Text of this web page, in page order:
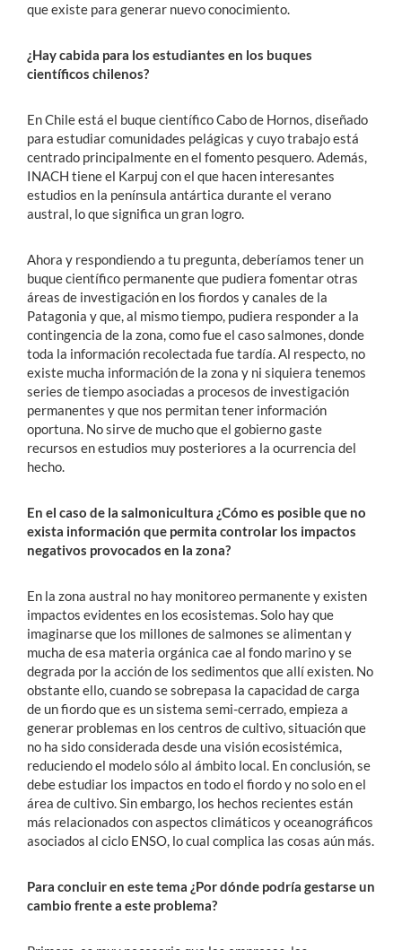
que existe para generar nuevo conocimiento.
¿Hay cabida para los estudiantes en los buques
científicos chilenos?
En Chile está el buque científico Cabo de Hornos, diseñado
para estudiar comunidades pelágicas y cuyo trabajo está
centrado principalmente en el fomento pesquero. Además,
INACH tiene el Karpuj con el que hacen interesantes
estudios en la península antártica durante el verano
austral, lo que significa un gran logro.
Ahora y respondiendo a tu pregunta, deberíamos tener un
buque científico permanente que pudiera fomentar otras
áreas de investigación en los fiordos y canales de la
Patagonia y que, al mismo tiempo, pudiera responder a la
contingencia de la zona, como fue el caso salmones, donde
toda la información recolectada fue tardía. Al respecto, no
existe mucha información de la zona y ni siquiera tenemos
series de tiempo asociadas a procesos de investigación
permanentes y que nos permitan tener información
oportuna. No sirve de mucho que el gobierno gaste
recursos en estudios muy posteriores a la ocurrencia del
hecho.
En el caso de la salmonicultura ¿Cómo es posible que no
exista información que permita controlar los impactos
negativos provocados en la zona?
En la zona austral no hay monitoreo permanente y existen
impactos evidentes en los ecosistemas. Solo hay que
imaginarse que los millones de salmones se alimentan y
mucha de esa materia orgánica cae al fondo marino y se
degrada por la acción de los sedimentos que allí existen. No
obstante ello, cuando se sobrepasa la capacidad de carga
de un fiordo que es un sistema semi-cerrado, empieza a
generar problemas en los centros de cultivo, situación que
no ha sido considerada desde una visión ecosistémica,
reduciendo el modelo sólo al ámbito local. En conclusión, se
debe estudiar los impactos en todo el fiordo y no solo en el
área de cultivo. Sin embargo, los hechos recientes están
más relacionados con aspectos climáticos y oceanográficos
asociados al ciclo ENSO, lo cual complica las cosas aún más.
Para concluir en este tema ¿Por dónde podría gestarse un
cambio frente a este problema?